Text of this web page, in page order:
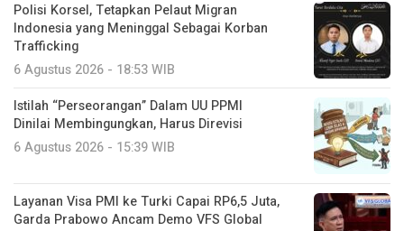
Polisi Korsel, Tetapkan Pelaut Migran
Indonesia yang Meninggal Sebagai Korban
Trafficking
6 Agustus 2026 - 18:53 WIB
Istilah “Perseorangan” Dalam UU PPMI
Dinilai Membingungkan, Harus Direvisi
6 Agustus 2026 - 15:39 WIB
Layanan Visa PMI ke Turki Capai RP6,5 Juta,
Garda Prabowo Ancam Demo VFS Global